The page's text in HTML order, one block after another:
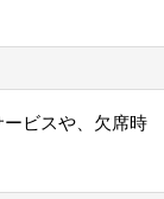
ビスや、欠席時